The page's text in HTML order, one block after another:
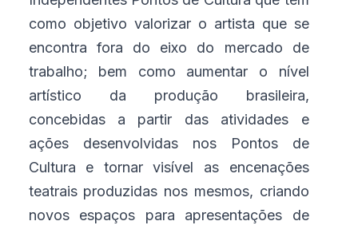
como objetivo valorizar o artista que se
encontra fora do eixo do mercado de
trabalho; bem como aumentar o nível
artístico da produção brasileira,
concebidas a partir das atividades e
ações desenvolvidas nos Pontos de
Cultura e tornar visível as encenações
teatrais produzidas nos mesmos, criando
novos espaços para apresentações de